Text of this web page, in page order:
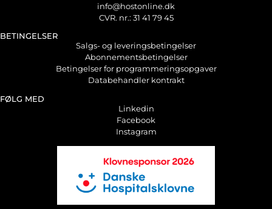
info@hostonline.dk
CVR. nr.: 31 41 79 45
BETINGELSER
Salgs- og leveringsbetingelser
Abonnementsbetingelser
Betingelser for programmeringsopgaver
Databehandler kontrakt
FØLG MED
Linkedin
Facebook
Instagram